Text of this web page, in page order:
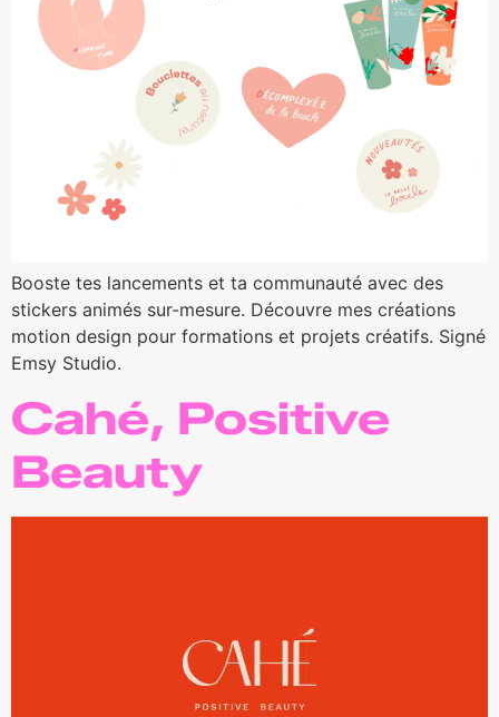
Booste tes lancements et ta communauté avec des
stickers animés sur-mesure. Découvre mes créations
motion design pour formations et projets créatifs. Signé
Emsy Studio.
Cahé, Positive
Beauty